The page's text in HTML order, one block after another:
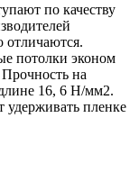
по качеству
потолки эконом
на
16, 6 Н/мм2.
удерживать пленке